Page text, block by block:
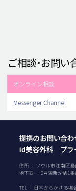
ご相談･お問い
オンライン相談
Messenger Channel
提携のお問い合わ
id美容外科 プラ
住所 ： ソウル市江南区
地下鉄 ： 3号線新沙駅1
TEL ： 日本からかける場